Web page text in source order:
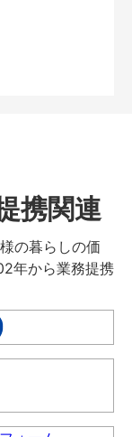
携関連
の暮らしの価
年から業務提携